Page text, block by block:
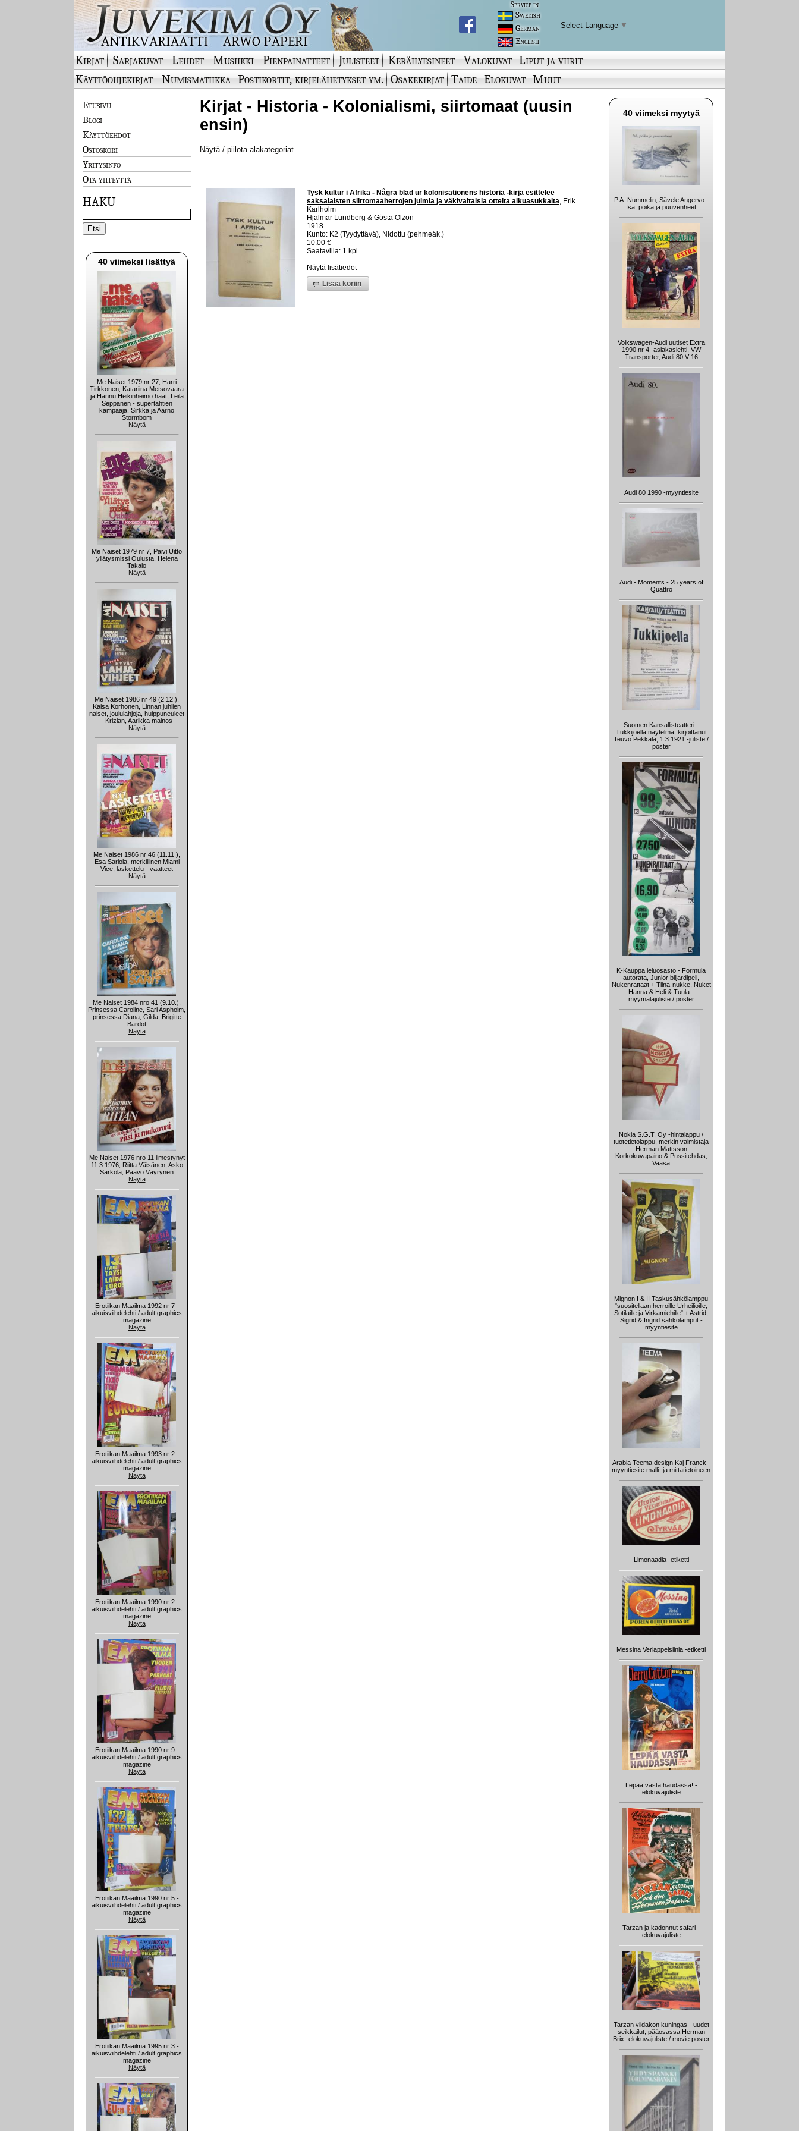
Service in
Swedish
German
English
Select Language ▼
Kirjat Sarjakuvat Lehdet Musiikki Pienpainatteet Julisteet Keräilyesineet Valokuvat Liput ja viirit
Käyttöohjekirjat
Numismatiikka Postikortit, kirjelähetykset ym. Osakekirjat Taide Elokuvat Muut
Etusivu
Blogi
Käyttöehdot
Ostoskori
Yritysinfo
Ota yhteyttä
HAKU
40 viimeksi lisättyä
Me Naiset 1979 nr 27, Harri
Tirkkonen, Katariina Metsovaara
ja Hannu Heikinheimo häät, Leila
Seppänen - supertähtien
kampaaja, Sirkka ja Aarno
Stormbom
Näytä
Me Naiset 1979 nr 7, Päivi Uitto
yllätysmissi Oulusta, Helena
Takalo
Näytä
Me Naiset 1986 nr 49 (2.12.),
Kaisa Korhonen, Linnan juhlien
naiset, joululahjoja, huippuneuleet
- Krizian, Aarikka mainos
Näytä
Me Naiset 1986 nr 46 (11.11.),
Esa Sariola, merkillinen Miami
Vice, laskettelu - vaatteet
Näytä
Me Naiset 1984 nro 41 (9.10.),
Prinsessa Caroline, Sari Aspholm,
prinsessa Diana, Gilda, Brigitte
Bardot
Näytä
Me Naiset 1976 nro 11 ilmestynyt
11.3.1976, Riitta Väisänen, Asko
Sarkola, Paavo Väyrynen
Näytä
Erotiikan Maailma 1992 nr 7 -
aikuisviihdelehti / adult graphics
magazine
Näytä
Erotiikan Maailma 1993 nr 2 -
aikuisviihdelehti / adult graphics
magazine
Näytä
Erotiikan Maailma 1990 nr 2 -
aikuisviihdelehti / adult graphics
magazine
Näytä
Erotiikan Maailma 1990 nr 9 -
aikuisviihdelehti / adult graphics
magazine
Näytä
Erotiikan Maailma 1990 nr 5 -
aikuisviihdelehti / adult graphics
magazine
Näytä
Erotiikan Maailma 1995 nr 3 -
aikuisviihdelehti / adult graphics
magazine
Näytä
Kirjat - Historia - Kolonialismi, siirtomaat (uusin
ensin)
Näytä / piilota alakategoriat
Tysk kultur i Afrika - Några blad ur kolonisationens historia -kirja esittelee
saksalaisten siirtomaaherrojen julmia ja väkivaltaisia otteita alkuasukkaita, Erik
Karlholm
Hjalmar Lundberg & Gösta Olzon
1918
Kunto: K2 (Tyydyttävä), Nidottu (pehmeäk.)
10.00 €
Saatavilla: 1 kpl
Näytä lisätiedot
Lisää koriin
40 viimeksi myytyä
P.A. Nummelin, Sävele Angervo -
Isä, poika ja puuvenheet
Volkswagen-Audi uutiset Extra
1990 nr 4 -asiakaslehti, VW
Transporter, Audi 80 V 16
Audi 80 1990 -myyntiesite
Audi - Moments - 25 years of
Quattro
Suomen Kansallisteatteri -
Tukkijoella näytelmä, kirjoittanut
Teuvo Pekkala, 1.3.1921 -juliste /
poster
K-Kauppa leluosasto - Formula
autorata, Junior biljardipeli,
Nukenrattaat + Tiina-nukke, Nuket
Hanna & Heli & Tuula -
myymäläjuliste / poster
Nokia S.G.T. Oy -hintalappu /
tuotetietolappu, merkin valmistaja
Herman Mattsson
Korkokuvapaino & Pussitehdas,
Vaasa
Mignon I & II Taskusähkölamppu
"suositellaan herroille Urheilioille,
Sotilaille ja Virkamiehille" + Astrid,
Sigrid & Ingrid sähkölamput -
myyntiesite
Arabia Teema design Kaj Franck -
myyntiesite malli- ja mittatietoineen
Limonaadia -etiketti
Messina Veriappelsiinia -etiketti
Lepää vasta haudassa! -
elokuvajuliste
Tarzan ja kadonnut safari -
elokuvajuliste
Tarzan viidakon kuningas - uudet
seikkailut, pääosassa Herman
Brix -elokuvajuliste / movie poster